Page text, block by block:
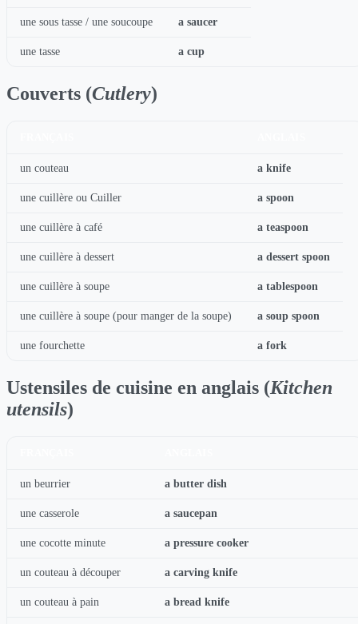
une sous tasse / une soucoupe a saucer
une tasse a cup
Couverts (Cutlery)
un couteau a knife
une cuillère ou Cuiller a spoon
une cuillère à café a teaspoon
une cuillère à dessert a dessert spoon
une cuillère à soupe a tablespoon
une cuillère à soupe (pour manger de la soupe) a soup spoon
une fourchette a fork
Ustensiles de cuisine en anglais (Kitchen
utensils)
un beurrier a butter dish
une casserole a saucepan
une cocotte minute a pressure cooker
un couteau à découper a carving knife
un couteau à pain a bread knife